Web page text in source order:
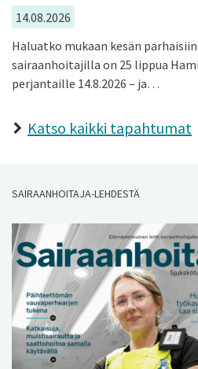
14.08.2026
Haluatko mukaan kesän
sairaanhoitajilla on 25 lippua
perjantaille 14.8.2026 – ja…
Katso kaikki tapahtumat
SAIRAANHOITAJA-LEHDESTÄ